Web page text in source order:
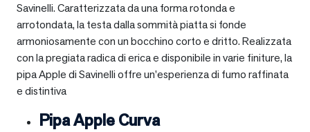
Savinelli. Caratterizzata da una forma rotonda e
arrotondata, la testa dalla sommità piatta si fonde
armoniosamente con un bocchino corto e dritto. Realizzata
con la pregiata radica di erica e disponibile in varie finiture, la
pipa Apple di Savinelli offre un’esperienza di fumo raffinata
e distintiva
Pipa Apple Curva